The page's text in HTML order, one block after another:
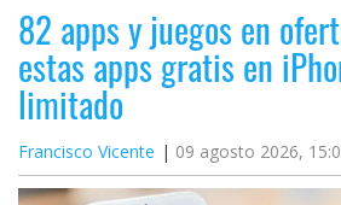
82 apps y juegos en
estas apps gratis en
limitado
Francisco Vicente 09 agosto 2026,